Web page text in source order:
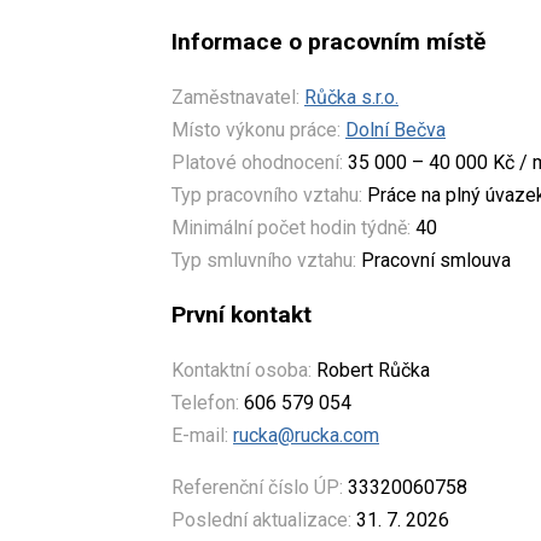
Informace o pracovním místě
Zaměstnavatel: Růčka s.r.o.
Místo výkonu práce: Dolní Bečva
Platové ohodnocení: 35 000 – 40 000 Kč /
Typ pracovního vztahu: Práce na plný
Minimální počet hodin týdně: 40
Typ smluvního vztahu: Pracovní smlouva
První kontakt
Kontaktní osoba: Robert Růčka
Telefon: 606 579 054
E-mail: rucka@rucka.com
Referenční číslo ÚP: 33320060758
Poslední aktualizace: 31. 7. 2026